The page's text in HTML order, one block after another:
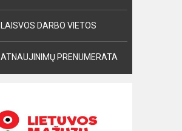
LAISVOS DARBO VIETOS
ATNAUJINIMŲ PRENUMERATA